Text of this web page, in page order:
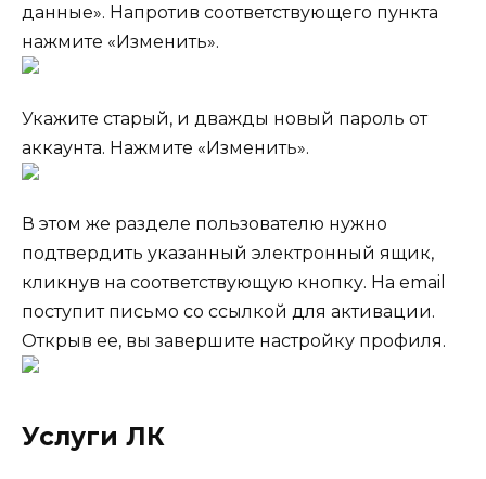
данные». Напротив соответствующего пункта
нажмите «Изменить».
Укажите старый, и дважды новый пароль от
аккаунта. Нажмите «Изменить».
В этом же разделе пользователю нужно
подтвердить указанный электронный ящик,
кликнув на соответствующую кнопку. На email
поступит письмо со ссылкой для активации.
Открыв ее, вы завершите настройку профиля.
Услуги ЛК